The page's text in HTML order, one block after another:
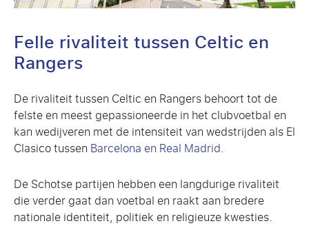
Felle rivaliteit tussenCeltic en
Rangers
De rivaliteit tussen Celtic en Rangers behoort tot de
felste en meest gepassioneerde in het clubvoetbal en
kan wedijveren met de intensiteit van wedstrijden als El
Clasico tussen Barcelona en Real Madrid.
De Schotse partijen hebben een langdurige rivaliteit
die verder gaat dan voetbal en raakt aan bredere
nationale identiteit, politiek en religieuze kwesties.